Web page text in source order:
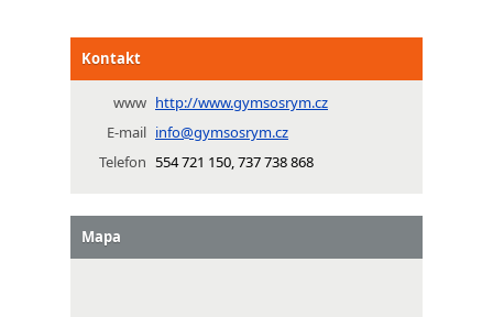
Kontakt
www http://www.gymsosrym.cz
E-mail info@gymsosrym.cz
Telefon 554 721 150, 737 738 868
Mapa